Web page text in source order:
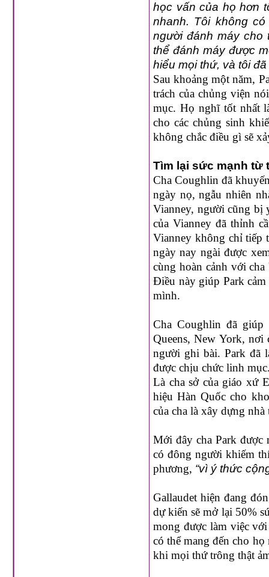
học vấn của họ hơn
nhanh. Tôi không
người đánh máy cho
thể đánh máy được
hiểu mọi thứ, và tôi
Sau khoảng một năm,
trách của chủng viện
mục. Họ nghĩ tốt nhất
cho các chủng sinh
không chắc điều gì sẽ
Tìm lại sức mạnh từ
Cha Coughlin đã
ngày nọ, ngẫu nhiên
Vianney, người cũng bị
của Vianney đã thỉnh
Vianney không chỉ tiếp
ngày nay ngài được
cùng hoàn cảnh với
Điều này giúp Park
mình.
Cha Coughlin đã
Queens, New York, nơi
người ghi bài. Park đã
được chịu chức linh
Là cha sở của giáo xứ
hiệu Hàn Quốc cho
của cha là xây dựng
Mới đây cha Park
có đông người khiếm
phương, “vì ý thức
Gallaudet hiện đang
dự kiến sẽ mở lại 50%
mong được làm việc
có thể mang đến cho
khi mọi thứ trông thật